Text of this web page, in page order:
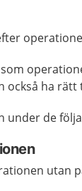
också ha rätt
under de
utan